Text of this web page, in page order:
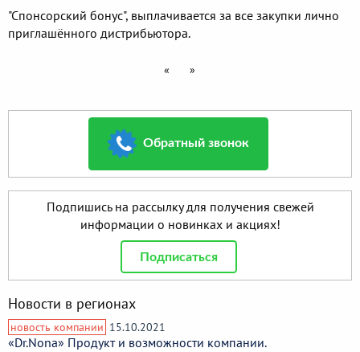
"Спонсорский бонус", выплачивается за все закупки лично
приглашённого дистрибьютора.
« »
Обратный звонок
Подпишись на рассылку для получения свежей
информации о новинках и акциях!
Подписаться
Новости в регионах
новость компании 15.10.2021
«Dr.Nona» Продукт и возможности компании.